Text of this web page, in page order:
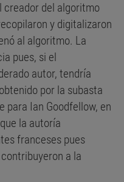
creador del algoritmo
y digitalizaron
al algoritmo. La
pues, si el
autor, tendría
por la subasta
para Ian Goodfellow, en
la autoría
franceses pues
a la